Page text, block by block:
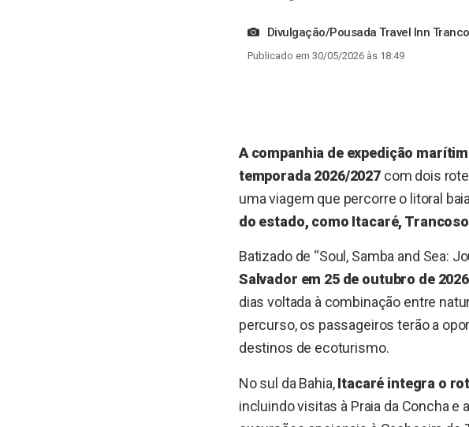
Divulgação/Pousada Travel Inn
Publicado em 30/05/2026 às 18:49
A companhia de expedição
temporada 2026/2027 com dois
uma viagem que percorre o litoral
do estado, como Itacaré,
Batizado de “Soul, Samba and Sea:
Salvador em 25 de outubro de
dias voltada à combinação entre
percurso, os passageiros terão a
destinos de ecoturismo.
No sul da Bahia,Itacaré integra o
incluindo visitas à Praia da Concha